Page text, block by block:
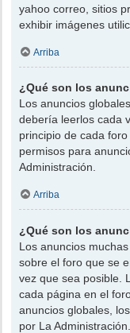
yahoo correo, sitios
exhibir imágenes
Arriba
¿Qué son los
Los anuncios
debería leerlos cada
principio de cada
permisos para
Administración.
Arriba
¿Qué son los
Los anuncios
sobre el foro que se
vez que sea posible.
cada página en el
anuncios globales,
por La Administración.